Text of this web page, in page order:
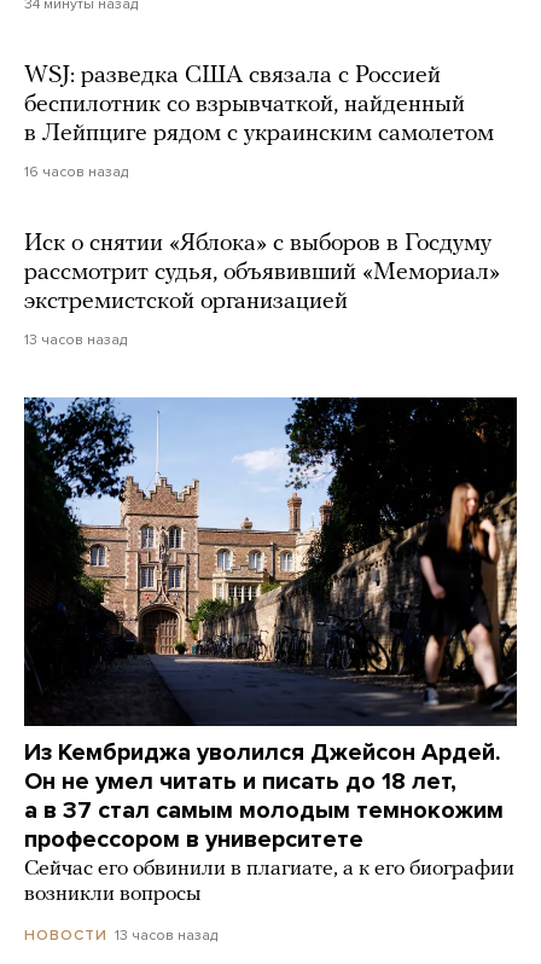
34 минуты назад
WSJ: разведка США связала с Россией
беспилотник со взрывчаткой, найденный
в Лейпциге рядом с украинским самолетом
16 часов назад
Иск о снятии «Яблока» с выборов в Госдуму
рассмотрит судья, объявивший «Мемориал»
экстремистской организацией
13 часов назад
Из Кембриджа уволился Джейсон Ардей.
Он не умел читать и писать до 18 лет,
а в 37 стал самым молодым темнокожим
профессором в университете
Сейчас его обвинили в плагиате, а к его биографии
возникли вопросы
НОВОСТИ 13 часов назад